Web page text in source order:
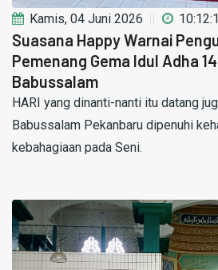
Kamis, 04 Juni 2026
Suasana Happy Warnai
Pemenang Gema Idul Adha
Babussalam
HARI yang dinanti-nanti itu datang
Babussalam Pekanbaru dipenuhi
kebahagiaan pada Seni.